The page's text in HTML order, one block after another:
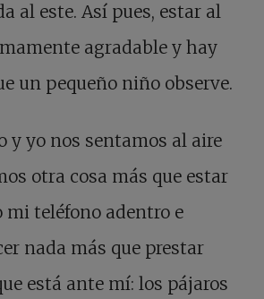
al este. Así pues, estar al
agradable y hay
un pequeño niño observe.
y yo nos sentamos al aire
otra cosa más que estar
mi teléfono adentro e
nada más que prestar
está ante mí: los pájaros